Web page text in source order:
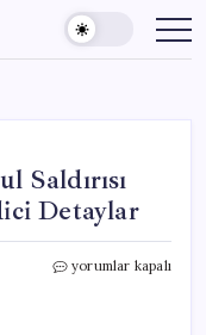
Saldırısı
Detaylar
Kahramanmaraş’taki
yorumlar kapalı